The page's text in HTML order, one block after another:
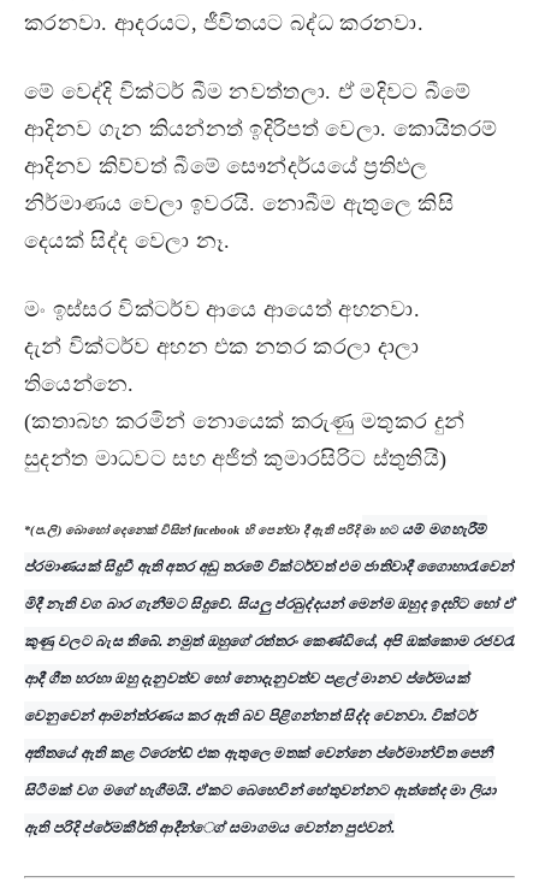
කරනවා. ආදරයට, ජීවිතයට බද්ධ කරනවා.
මේ වෙද්දි වික්ටර් බීම නවත්තලා. ඒ මදිවට බීමේ
ආදිනව ගැන කියන්නත් ඉදිරිපත් වෙලා. කොයිතරම්
ආදිනව කිව්වත් බීමේ සෞන්දර්යයේ ප‍්‍රතිඵල
නිර්මාණය වෙලා ඉවරයි. නොබීම ඇතුලෙ කිසි
දෙයක් සිද්ද වෙලා නෑ.
මං ඉස්සර වික්ටර්ව ආයෙ ආයෙත් අහනවා.
දැන් වික්ටර්ව අහන එක නතර කරලා දාලා
තියෙන්නෙ.
(කතාබහ කරමින් නොයෙක් කරුණු මතුකර දුන්
සුදන්ත මාධවට සහ අජිත් කුමාරසිරිට ස්තුතියි)
*(ප.ලි) බොහෝ දෙනෙක් විසින් ‌facebook හි පෙන්වා දී ඇති පරිදිමා හටයම් මගහැරීම්
ප්රමාණයක් සිදුවී ඇති අතර අඩු තරමේ වික්ටර්වත් එම ජාතිවාදී ගො‌ෙහාරැවෙන්
මිදී නැති වග බාර ගැනීමට සිදුවේ. සියලු ප්රබුද්දයන් මෙන්ම ඔහුද ඉදහිට හෝ ඒ
කුණු වලට බැස තිබේ. නමුත් ඔහුගේ රත්තරං කෙණ්ඩියේ, අපි ඔක්කොම රජවරැ
ආදී ගීත හරහා ඔහු දැනුවත්ව හෝ නොදැනුවත්ව පළල් මානව ප්රේමයක්
වෙනුවෙන් ආමන්ත්රණය කර ඇති බව පිළිගන්නත් සිද්ද වෙනවා. වික්ටර්
අතීතයේ ඇති කළ ට්රෙන්ඩ් එක ඇතුලෙ මතක් වෙන්නෙ ප්රේමාන්විත පෙනී
සිටීමක් වග මගේ හැගීමයි. ඒකට බෙහෙවින් හේතුවන්නට ඇත්තේද මා ලියා
ඇති පරිදි ප්රේමකීර්ති ආදීන්‌ෙග් සමාගමය වෙන්න පුළුවන්.